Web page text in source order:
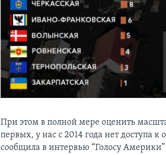
При этом в полной мере оценить
первых, у нас с 2014 года нет доступа
сообщила в интервью “Голосу Америки”